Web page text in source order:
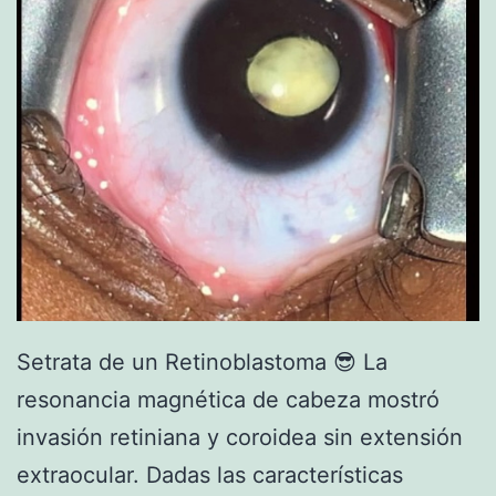
E
S
Setrata de un Retinoblastoma 😎 La
resonancia magnética de cabeza mostró
invasión retiniana y coroidea sin extensión
extraocular. Dadas las características